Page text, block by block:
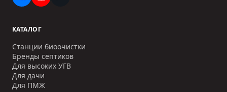
КАТАЛОГ
Станции биоочистки
Бренды септиков
Для высоких УГВ
Для дачи
Для ПМЖ